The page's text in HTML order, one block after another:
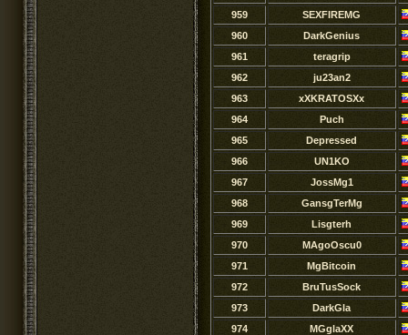
959
SEXFIREMG
960
DarkGenius
961
teragrip
962
ju23an2
963
xXKRATOSXx
964
Puch
965
Depressed
966
UN1KO
967
JossMg1
968
GansgTerMg
969
Lisgterh
970
MAgoOscu0
971
MgBitcoin
972
BruTusSock
973
DarkGla
974
MGglaXX